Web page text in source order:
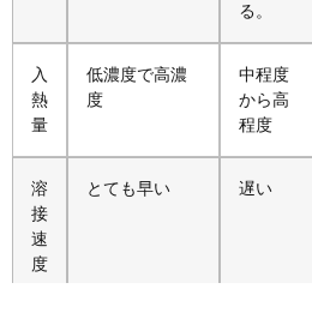
る。
入
熱
量
低濃度で高濃
度
中程度
から高
程度
溶
接
速
度
とても早い 遅い